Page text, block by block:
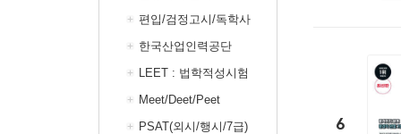
편입/검정고시/독학사
한국산업인력공단
LEET : 법학적성시험
Meet/Deet/Peet
PSAT(외시/행시/7급)
6